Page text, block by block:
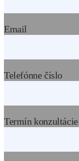
Email
Telefónne číslo
Termín konzultácie